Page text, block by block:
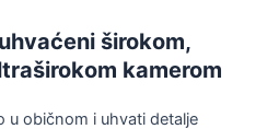
širokom,
kamerom
u običnom i uhvati detalje